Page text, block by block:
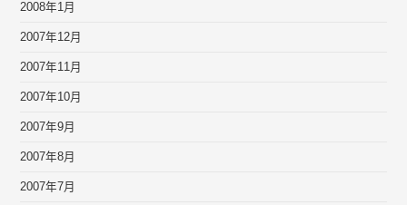
2008年1月
2007年12月
2007年11月
2007年10月
2007年9月
2007年8月
2007年7月